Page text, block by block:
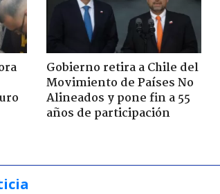
Gobierno retira a Chile del
Movimiento de Países No
Alineados y pone fin a 55
años de participación